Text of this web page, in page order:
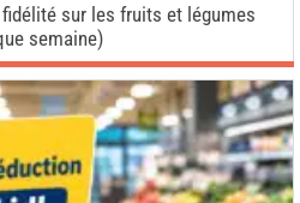
sur les fruits et légumes
semaine)